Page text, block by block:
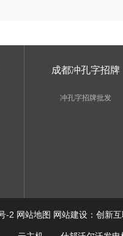
成都冲孔字招牌
冲孔字招牌批发
-2 网站地图 网站建设：创新互